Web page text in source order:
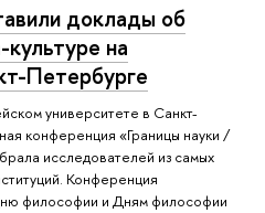
доклады об
на
Петербурге
университете в Санкт-
конференция «Границы науки /
исследователей из самых
Конференция
философии и Дням философии